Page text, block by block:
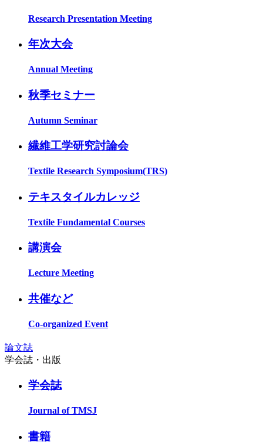
Research Presentation Meeting
年次大会
Annual Meeting
秋季セミナー
Autumn Seminar
繊維工学研究討論会
Textile Research Symposium(TRS)
テキスタイルカレッジ
Textile Fundamental Courses
講演会
Lecture Meeting
共催など
Co-organized Event
論文誌
学会誌・出版
学会誌
Journal of TMSJ
書籍